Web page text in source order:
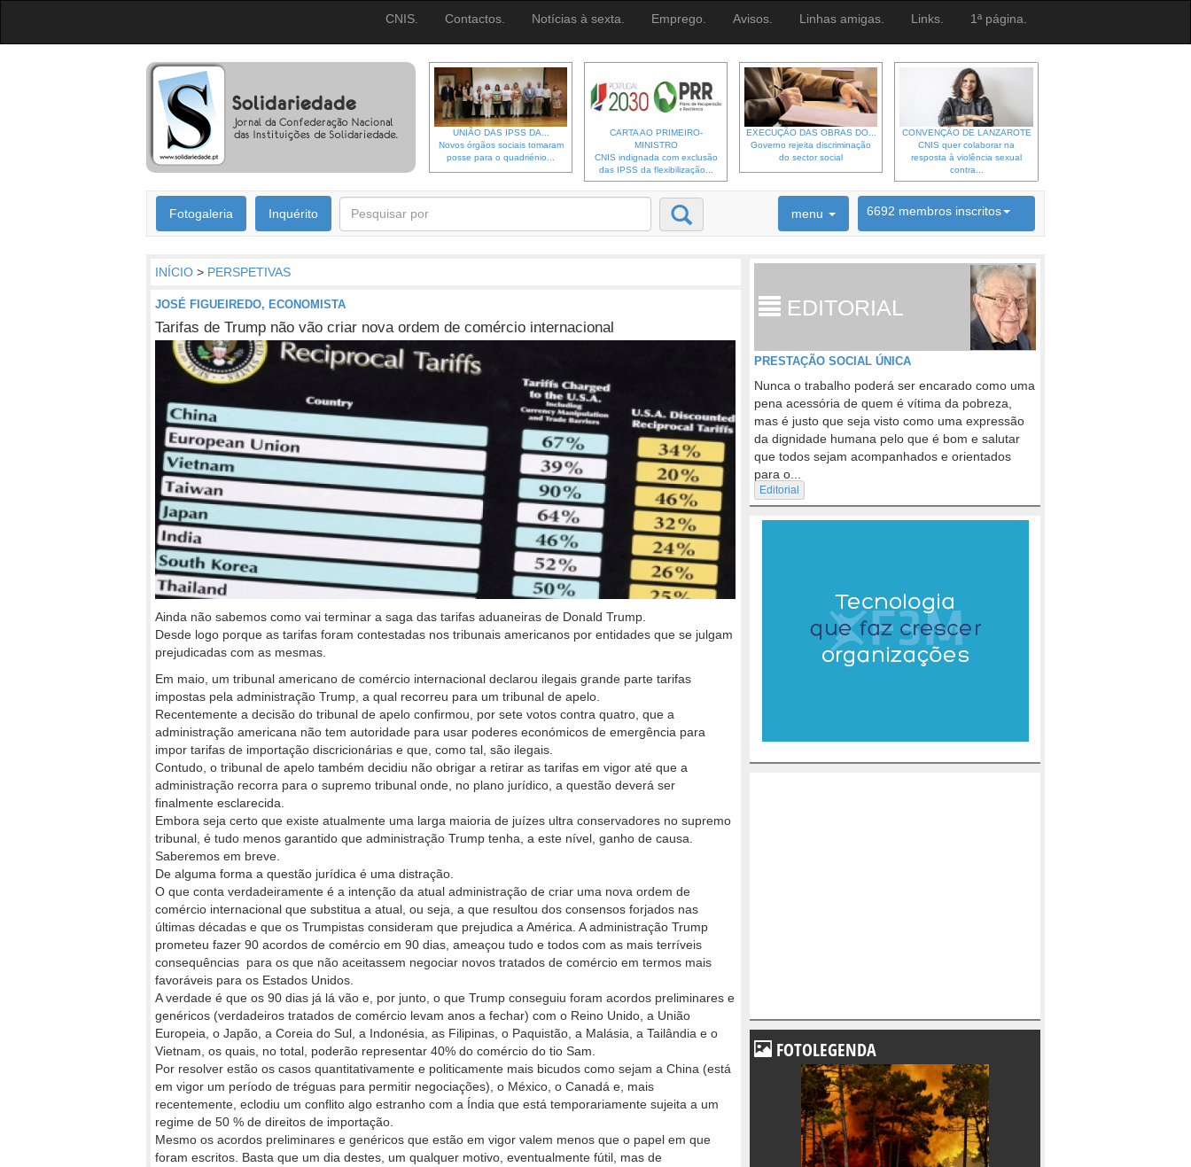
CNIS. Contactos. Notícias à sexta. Emprego. Avisos. Linhas amigas. Links. 1ª página.
UNIÃO DAS IPSS DA...
Novos órgãos sociais tomaram
posse para o quadriénio...
CARTA AO PRIMEIRO-
MINISTRO
CNIS indignada com exclusão
das IPSS da flexibilização...
EXECUÇÃO DAS OBRAS DO...
Governo rejeita discriminação
do sector social
CONVENÇÃO DE LANZAROTE
CNIS quer colaborar na
resposta à violência sexual
contra...
Fotogaleria Inquérito menu 6692 membros inscritos
INÍCIO > PERSPETIVAS
JOSÉ FIGUEIREDO, ECONOMISTA
Tarifas de Trump não vão criar nova ordem de comércio internacional
Ainda não sabemos como vai terminar a saga das tarifas aduaneiras de Donald Trump.
Desde logo porque as tarifas foram contestadas nos tribunais americanos por entidades que se julgam
prejudicadas com as mesmas.
Em maio, um tribunal americano de comércio internacional declarou ilegais grande parte tarifas
impostas pela administração Trump, a qual recorreu para um tribunal de apelo.
Recentemente a decisão do tribunal de apelo confirmou, por sete votos contra quatro, que a
administração americana não tem autoridade para usar poderes económicos de emergência para
impor tarifas de importação discricionárias e que, como tal, são ilegais.
Contudo, o tribunal de apelo também decidiu não obrigar a retirar as tarifas em vigor até que a
administração recorra para o supremo tribunal onde, no plano jurídico, a questão deverá ser
finalmente esclarecida.
Embora seja certo que existe atualmente uma larga maioria de juízes ultra conservadores no supremo
tribunal, é tudo menos garantido que administração Trump tenha, a este nível, ganho de causa.
Saberemos em breve.
De alguma forma a questão jurídica é uma distração.
O que conta verdadeiramente é a intenção da atual administração de criar uma nova ordem de
comércio internacional que substitua a atual, ou seja, a que resultou dos consensos forjados nas
últimas décadas e que os Trumpistas consideram que prejudica a América. A administração Trump
prometeu fazer 90 acordos de comércio em 90 dias, ameaçou tudo e todos com as mais terríveis
consequências para os que não aceitassem negociar novos tratados de comércio em termos mais
favoráveis para os Estados Unidos.
A verdade é que os 90 dias já lá vão e, por junto, o que Trump conseguiu foram acordos preliminares e
genéricos (verdadeiros tratados de comércio levam anos a fechar) com o Reino Unido, a União
Europeia, o Japão, a Coreia do Sul, a Indonésia, as Filipinas, o Paquistão, a Malásia, a Tailândia e o
Vietnam, os quais, no total, poderão representar 40% do comércio do tio Sam.
Por resolver estão os casos quantitativamente e politicamente mais bicudos como sejam a China (está
em vigor um período de tréguas para permitir negociações), o México, o Canadá e, mais
recentemente, eclodiu um conflito algo estranho com a Índia que está temporariamente sujeita a um
regime de 50 % de direitos de importação.
Mesmo os acordos preliminares e genéricos que estão em vigor valem menos que o papel em que
foram escritos. Basta que um dia destes, um qualquer motivo, eventualmente fútil, mas de
EDITORIAL
PRESTAÇÃO SOCIAL ÚNICA
Nunca o trabalho poderá ser encarado como uma
pena acessória de quem é vítima da pobreza,
mas é justo que seja visto como uma expressão
da dignidade humana pelo que é bom e salutar
que todos sejam acompanhados e orientados
para o...
Editorial
FOTOLEGENDA